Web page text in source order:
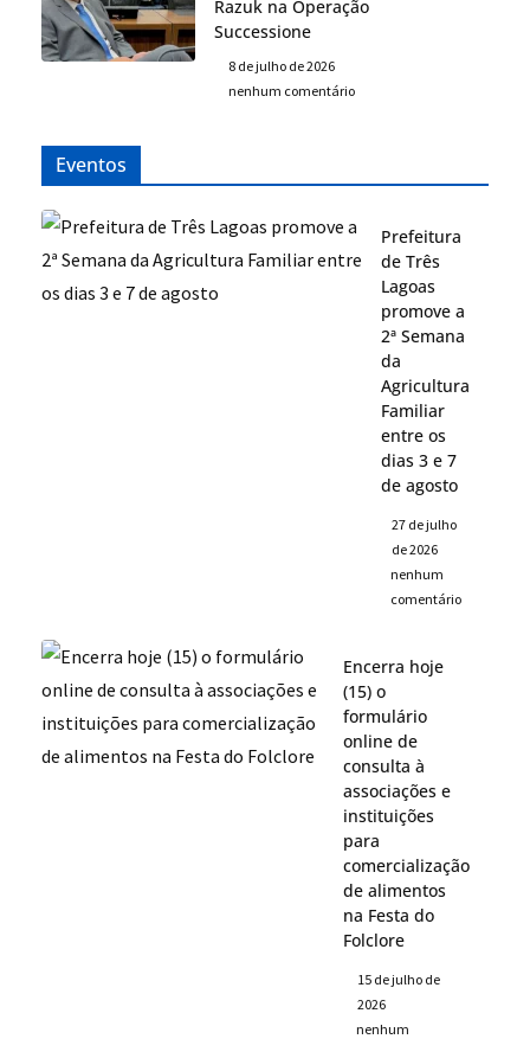
Razuk na Operação
Successione
8 de julho de 2026
nenhum comentário
Eventos
Prefeitura
de Três
Lagoas
promove a
2ª Semana
da
Agricultura
Familiar
entre os
dias 3 e 7
de agosto
27 de julho
de 2026
nenhum
comentário
Encerra hoje
(15) o
formulário
online de
consulta à
associações e
instituições
para
comercialização
de alimentos
na Festa do
Folclore
15 de julho de
2026
nenhum